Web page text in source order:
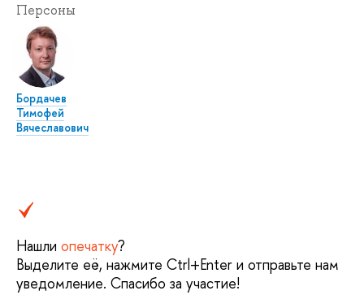
Персоны
Бордачев
Тимофей
Вячеславович
Нашли опечатку?
Выделите её, нажмите Ctrl+Enter и отправьте нам
уведомление. Спасибо за участие!